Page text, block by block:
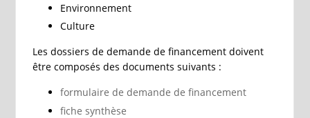
Environnement
Culture
Les dossiers de demande de financement doivent
être composés des documents suivants :
formulaire de demande de financement
fiche synthèse